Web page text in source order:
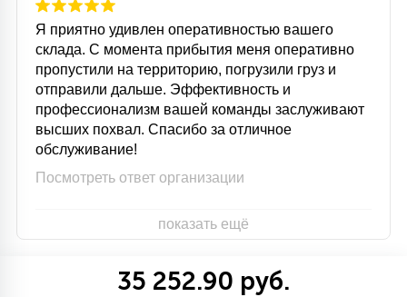
Я приятно удивлен оперативностью вашего
склада. С момента прибытия меня оперативно
пропустили на территорию, погрузили груз и
отправили дальше. Эффективность и
профессионализм вашей команды заслуживают
высших похвал. Спасибо за отличное
обслуживание!
Посмотреть ответ организации
показать ещё
35 252.90 руб.